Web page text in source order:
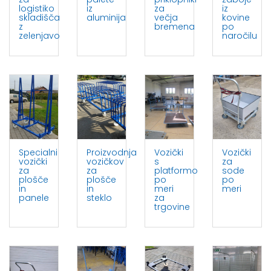
logistiko
skladišča
z
zelenjavo
iz
aluminija
za
večja
bremena
iz
kovine
po
naročilu
Specialni
vozički
za
plošče
in
panele
Proizvodnja
vozičkov
za
plošče
in
steklo
Vozički
s
platformo
po
meri
za
trgovine
Vozički
za
sode
po
meri